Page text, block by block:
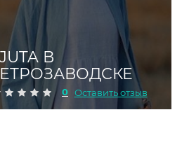
В
0 Оставить отзыв